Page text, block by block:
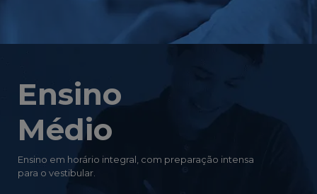
Ensino
Médio
Ensino em horário integral, com preparação intensa
para o vestibular.